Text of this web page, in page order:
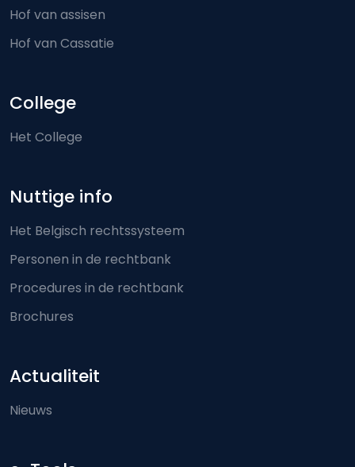
Hof van assisen
Hof van Cassatie
College
Het College
Nuttige info
Het Belgisch rechtssysteem
Personen in de rechtbank
Procedures in de rechtbank
Brochures
Actualiteit
Nieuws